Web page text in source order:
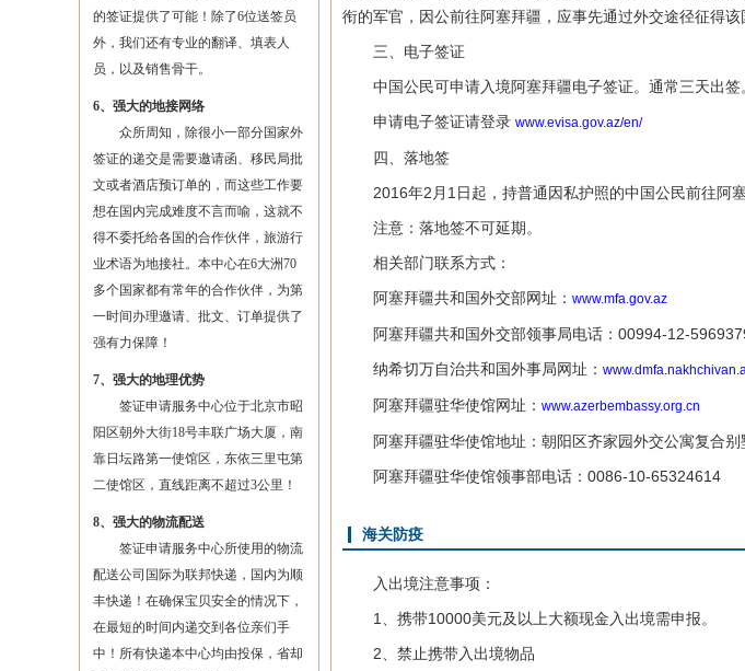
的签证提供了可能！除了6位送签员
外，我们还有专业的翻译、填表人
员，以及销售骨干。
6、强大的地接网络
众所周知，除很小一部分国家外
签证的递交是需要邀请函、移民局批
文或者酒店预订单的，而这些工作要
想在国内完成难度不言而喻，这就不
得不委托给各国的合作伙伴，旅游行
业术语为地接社。本中心在6大洲70
多个国家都有常年的合作伙伴，为第
一时间办理邀请、批文、订单提供了
强有力保障！
7、强大的地理优势
签证申请服务中心位于北京市昭
阳区朝外大街18号丰联广场大厦，南
靠日坛路第一使馆区，东依三里屯第
二使馆区，直线距离不超过3公里！
8、强大的物流配送
签证申请服务中心所使用的物流
配送公司国际为联邦快递，国内为顺
丰快递！在确保宝贝安全的情况下，
在最短的时间内递交到各位亲们手
中！所有快递本中心均由投保，省却
衔的军官，因公前往阿塞拜疆，应事先通过外交途径征得该
三、电子签证
中国公民可申请入境阿塞拜疆电子签证。通常三天出签
申请电子签证请登录 www.evisa.gov.az/en/
四、落地签
2016年2月1日起，持普通因私护照的中国公民前往阿塞
注意：落地签不可延期。
相关部门联系方式：
阿塞拜疆共和国外交部网址： www.mfa.gov.az
阿塞拜疆共和国外交部领事局电话：00994-12-
纳希切万自治共和国外事局网址：
阿塞拜疆驻华使馆网址： www.azerbembassy.org.cn
阿塞拜疆驻华使馆地址：朝阳区齐家园外交公寓复合别
阿塞拜疆驻华使馆领事部电话：0086-10-65324614
海关防疫
入出境注意事项：
1、携带10000美元及以上大额现金入出境需申报。
2、禁止携带入出境物品